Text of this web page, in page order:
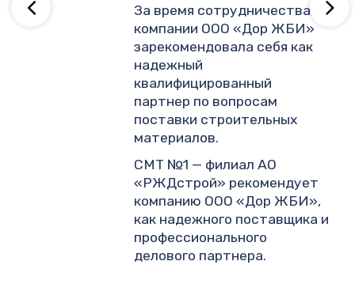
За время сотрудничества,
компании ООО «Дор ЖБИ»
зарекомендовала себя как
надежный
квалифицированный
партнер по вопросам
поставки строительных
материалов.
СМТ №1 — филиал АО
«РЖДстрой» рекомендует
компанию ООО «Дор ЖБИ»,
как надежного поставщика и
профессионального
делового партнера.